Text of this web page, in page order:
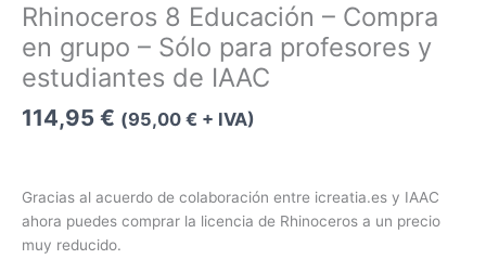
Rhinoceros 8 Educación – Compra
en grupo – Sólo para profesores y
estudiantes de IAAC
114,95 € (95,00 € + IVA)
Gracias al acuerdo de colaboración entre icreatia.es y IAAC
ahora puedes comprar la licencia de Rhinoceros a un precio
muy reducido.